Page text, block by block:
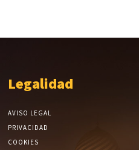
Legalidad
AVISO LEGAL
PRIVACIDAD
COOKIES